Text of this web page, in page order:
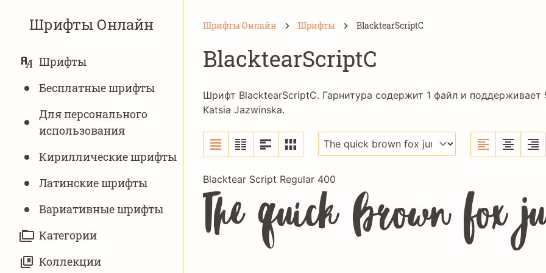
Шрифты Онлайн
НАВИГАЦИЯ
Шрифты
Бесплатные шрифты
Для персонального
использования
Кириллические шрифты
Латинские шрифты
Вариативныe шрифты
Категории
Коллекции
Шрифты Онлайн Шрифты BlacktearScriptC
BlacktearScriptC
Шрифт BlacktearScriptC. Гарнитура содержит 1 файл и поддерживает
Katsia Jazwinska.
Blacktear Script Regular 400
The quick brown fox